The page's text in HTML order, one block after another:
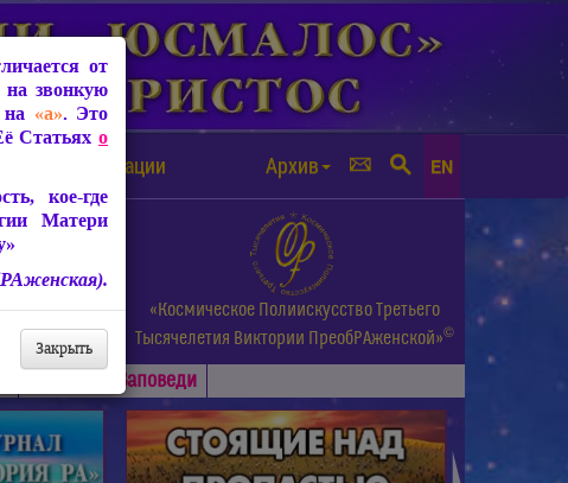
от чипизации Архив EN
Мира.
и др.
«Космическое Полиискусство Третьего
Тысячелетия Виктории ПреобРАженской»©
Заповеди
от
звонкую
на «а». Это
Статьях о
кое-где
Матери
Закрыть